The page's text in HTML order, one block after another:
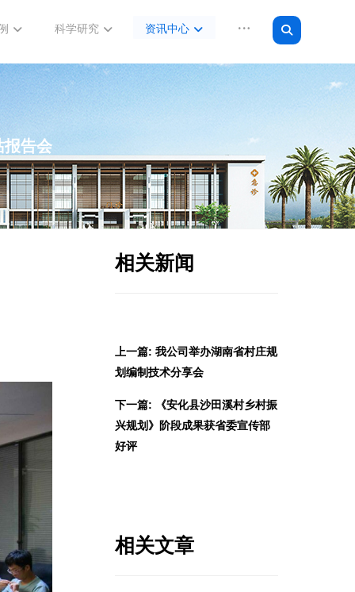
科学研究 资讯中心
报告会
相关新闻
上一篇: 我公司举办湖南省村庄规
划编制技术分享会
下一篇: 《安化县沙田溪村乡村振
兴规划》阶段成果获省委宣传部
好评
相关文章